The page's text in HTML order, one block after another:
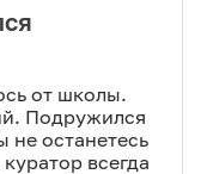
от школы.
Подружился
останетесь
всегда